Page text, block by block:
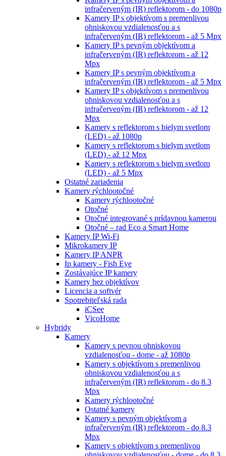
infračerveným (IR) reflektorom - do 1080p
Kamery IP s objektívom s premenlivou
ohniskovou vzdialenosťou a s
infračerveným (IR) reflektorom - až 5 Mpx
Kamery IP s pevným objektívom a
infračerveným (IR) reflektorom - až 12
Mpx
Kamery IP s pevným objektívom a
infračerveným (IR) reflektorom - až 5 Mpx
Kamery IP s objektívom s premenlivou
ohniskovou vzdialenosťou a s
infračerveným (IR) reflektorom - až 12
Mpx
Kamery s reflektorom s bielym svetlom
(LED) - až 1080p
Kamery s reflektorom s bielym svetlom
(LED) - až 12 Mpx
Kamery s reflektorom s bielym svetlom
(LED) - až 5 Mpx
Ostatné zariadenia
Kamery rýchlootočné
Kamery rýchlootočné
Otočné
Otočné integrované s prídavnou kamerou
Otočné – rad Eco a Smart Home
Kamery IP Wi-Fi
Mikrokamery IP
Kamery IP ANPR
Ip kamery - Fish Eye
Zostávajúce IP kamery
Kamery bez objektívov
Licencia a softvér
Spotrebiteľská rada
iCSee
VicoHome
Hybridy
Kamery
Kamery s pevnou ohniskovou
vzdialenosťou - dome - až 1080p
Kamery s objektívom s premenlivou
ohniskovou vzdialenosťou a s
infračerveným (IR) reflektorom - do 8.3
Mpx
Kamery rýchlootočné
Ostatné kamery
Kamery s pevným objektívom a
infračerveným (IR) reflektorom - do 8.3
Mpx
Kamery s objektívom s premenlivou